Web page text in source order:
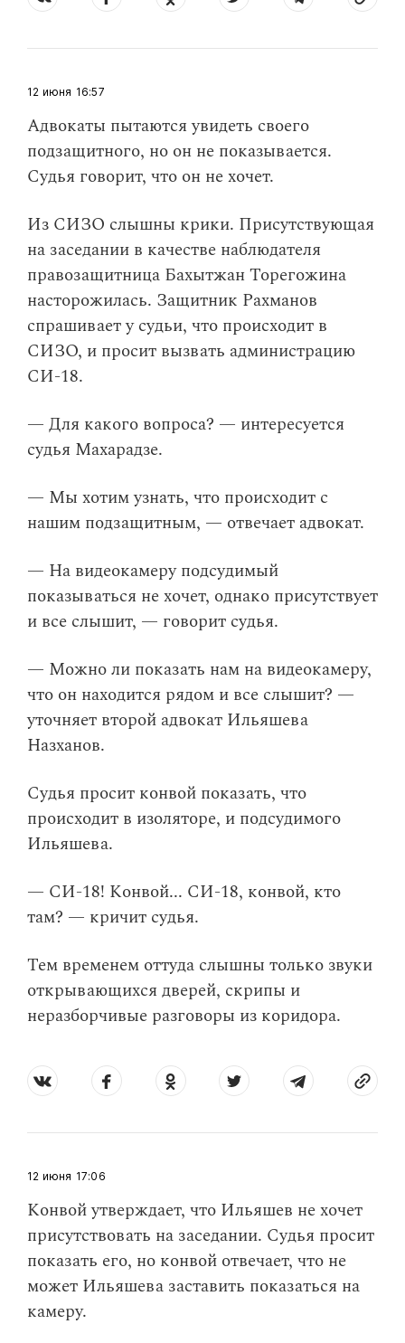
16:57
12 июня
Адвокаты пытаются увидеть своего
подзащитного, но он не показывается.
Судья говорит, что он не хочет.
Из СИЗО слышны крики. Присутствующая
на заседании в качестве наблюдателя
правозащитница Бахытжан Торегожина
насторожилась. Защитник Рахманов
спрашивает у судьи, что происходит в
СИЗО, и просит вызвать администрацию
СИ-18.
— Для какого вопроса? — интересуется
судья Махарадзе.
— Мы хотим узнать, что происходит с
нашим подзащитным, — отвечает адвокат.
— На видеокамеру подсудимый
показываться не хочет, однако присутствует
и все слышит, — говорит судья.
— Можно ли показать нам на видеокамеру,
что он находится рядом и все слышит? —
уточняет второй адвокат Ильяшева
Назханов.
Судья просит конвой показать, что
происходит в изоляторе, и подсудимого
Ильяшева.
— СИ-18! Конвой... СИ-18, конвой, кто
там? — кричит судья.
Тем временем оттуда слышны только звуки
открывающихся дверей, скрипы и
неразборчивые разговоры из коридора.
17:06
12 июня
Конвой утверждает, что Ильяшев не хочет
присутствовать на заседании. Судья просит
показать его, но конвой отвечает, что не
может Ильяшева заставить показаться на
камеру.